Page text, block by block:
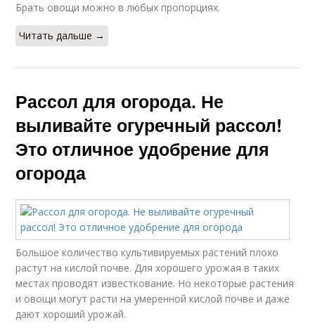
Брать овощи можно в любых пропорциях.
Читать дальше →
Рассол для огорода. Не
выливайте огуречный рассол!
Это отличное удобрение для
огорода
Большое количество культивируемых растений плохо
растут на кислой почве. Для хорошего урожая в таких
местах проводят известкование. Но некоторые растения
и овощи могут расти на умеренной кислой почве и даже
дают хороший урожай.